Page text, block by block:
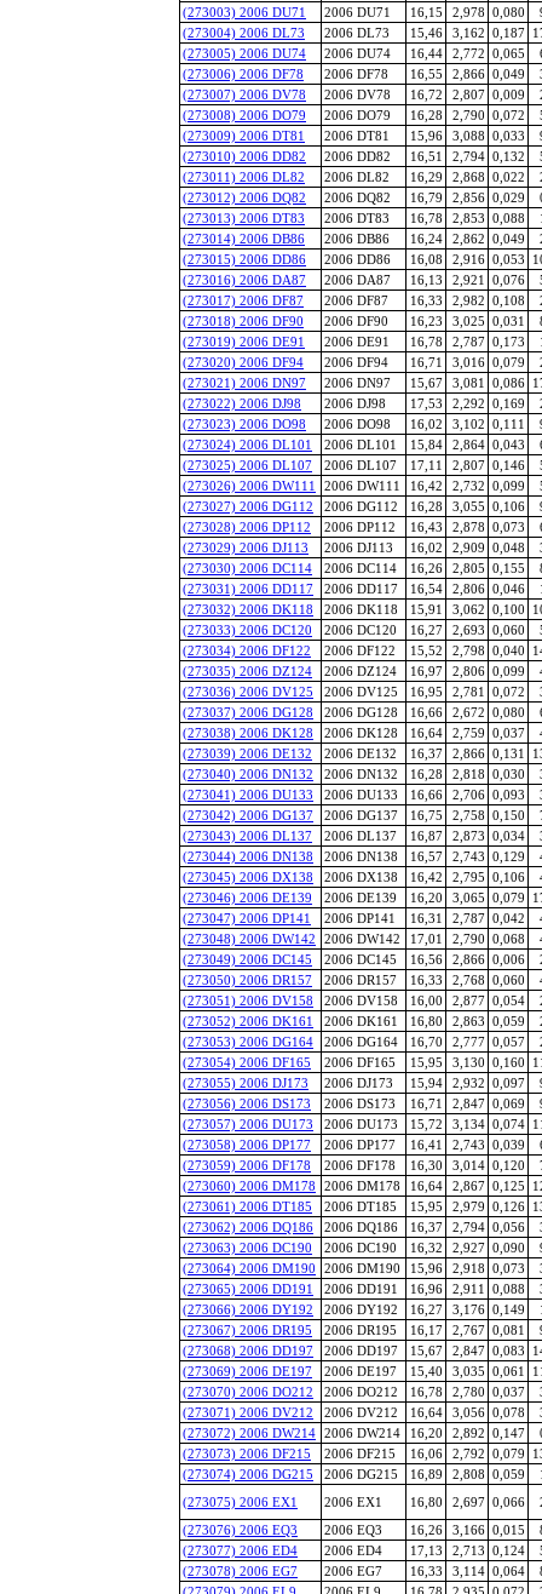
(273003) 2006 DU71
2006 DU71 16,15 2,978 0,080
(273004) 2006 DL73
2006 DL73 15,46 3,162 0,187
(273005) 2006 DU74
2006 DU74 16,44 2,772 0,065
(273006) 2006 DF78
2006 DF78 16,55 2,866 0,049
(273007) 2006 DV78
2006 DV78 16,72 2,807 0,009
(273008) 2006 DO79
2006 DO79 16,28 2,790 0,072
(273009) 2006 DT81
2006 DT81 15,96 3,088 0,033
(273010) 2006 DD82
2006 DD82 16,51 2,794 0,132
(273011) 2006 DL82
2006 DL82 16,29 2,868 0,022
(273012) 2006 DQ82
2006 DQ82 16,79 2,856 0,029
(273013) 2006 DT83
2006 DT83 16,78 2,853 0,088
(273014) 2006 DB86
2006 DB86 16,24 2,862 0,049
(273015) 2006 DD86
2006 DD86 16,08 2,916 0,053
(273016) 2006 DA87
2006 DA87 16,13 2,921 0,076
(273017) 2006 DF87
2006 DF87 16,33 2,982 0,108
(273018) 2006 DF90
2006 DF90 16,23 3,025 0,031
(273019) 2006 DE91
2006 DE91 16,78 2,787 0,173
(273020) 2006 DF94
2006 DF94 16,71 3,016 0,079
(273021) 2006 DN97
2006 DN97 15,67 3,081 0,086
(273022) 2006 DJ98
2006 DJ98 17,53 2,292 0,169
(273023) 2006 DO98
2006 DO98 16,02 3,102 0,111
(273024) 2006 DL101
2006 DL101 15,84 2,864 0,043
(273025) 2006 DL107
2006 DL107 17,11 2,807 0,146
(273026) 2006 DW111
2006 DW111 16,42 2,732 0,099
(273027) 2006 DG112
2006 DG112 16,28 3,055 0,106
(273028) 2006 DP112
2006 DP112 16,43 2,878 0,073
(273029) 2006 DJ113
2006 DJ113 16,02 2,909 0,048
(273030) 2006 DC114
2006 DC114 16,26 2,805 0,155
(273031) 2006 DD117
2006 DD117 16,54 2,806 0,046
(273032) 2006 DK118
2006 DK118 15,91 3,062 0,100
(273033) 2006 DC120
2006 DC120 16,27 2,693 0,060
(273034) 2006 DF122
2006 DF122 15,52 2,798 0,040
(273035) 2006 DZ124
2006 DZ124 16,97 2,806 0,099
(273036) 2006 DV125
2006 DV125 16,95 2,781 0,072
(273037) 2006 DG128
2006 DG128 16,66 2,672 0,080
(273038) 2006 DK128
2006 DK128 16,64 2,759 0,037
(273039) 2006 DE132
2006 DE132 16,37 2,866 0,131
(273040) 2006 DN132
2006 DN132 16,28 2,818 0,030
(273041) 2006 DU133
2006 DU133 16,66 2,706 0,093
(273042) 2006 DG137
2006 DG137 16,75 2,758 0,150
(273043) 2006 DL137
2006 DL137 16,87 2,873 0,034
(273044) 2006 DN138
2006 DN138 16,57 2,743 0,129
(273045) 2006 DX138
2006 DX138 16,42 2,795 0,106
(273046) 2006 DE139
2006 DE139 16,20 3,065 0,079
(273047) 2006 DP141
2006 DP141 16,31 2,787 0,042
(273048) 2006 DW142
2006 DW142 17,01 2,790 0,068
(273049) 2006 DC145
2006 DC145 16,56 2,866 0,006
(273050) 2006 DR157
2006 DR157 16,33 2,768 0,060
(273051) 2006 DV158
2006 DV158 16,00 2,877 0,054
(273052) 2006 DK161
2006 DK161 16,80 2,863 0,059
(273053) 2006 DG164
2006 DG164 16,70 2,777 0,057
(273054) 2006 DF165
2006 DF165 15,95 3,130 0,160
(273055) 2006 DJ173
2006 DJ173 15,94 2,932 0,097
(273056) 2006 DS173
2006 DS173 16,71 2,847 0,069
(273057) 2006 DU173
2006 DU173 15,72 3,134 0,074
(273058) 2006 DP177
2006 DP177 16,41 2,743 0,039
(273059) 2006 DF178
2006 DF178 16,30 3,014 0,120
(273060) 2006 DM178
2006 DM178 16,64 2,867 0,125
(273061) 2006 DT185
2006 DT185 15,95 2,979 0,126
(273062) 2006 DQ186
2006 DQ186 16,37 2,794 0,056
(273063) 2006 DC190
2006 DC190 16,32 2,927 0,090
(273064) 2006 DM190
2006 DM190 15,96 2,918 0,073
(273065) 2006 DD191
2006 DD191 16,96 2,911 0,088
(273066) 2006 DY192
2006 DY192 16,27 3,176 0,149
(273067) 2006 DR195
2006 DR195 16,17 2,767 0,081
(273068) 2006 DD197
2006 DD197 15,67 2,847 0,083
(273069) 2006 DE197
2006 DE197 15,40 3,035 0,061
(273070) 2006 DO212
2006 DO212 16,78 2,780 0,037
(273071) 2006 DV212
2006 DV212 16,64 3,056 0,078
(273072) 2006 DW214 2006 DW214 16,20 2,892 0,147
(273073) 2006 DF215
2006 DF215 16,06 2,792 0,079
(273074) 2006 DG215
2006 DG215 16,89 2,808 0,059
(273075) 2006 EX1
2006 EX1 16,80 2,697 0,066
(273076) 2006 EQ3
2006 EQ3 16,26 3,166 0,015
(273077) 2006 ED4
2006 ED4 17,13 2,713 0,124
(273078) 2006 EG7
2006 EG7 16,33 3,114 0,064